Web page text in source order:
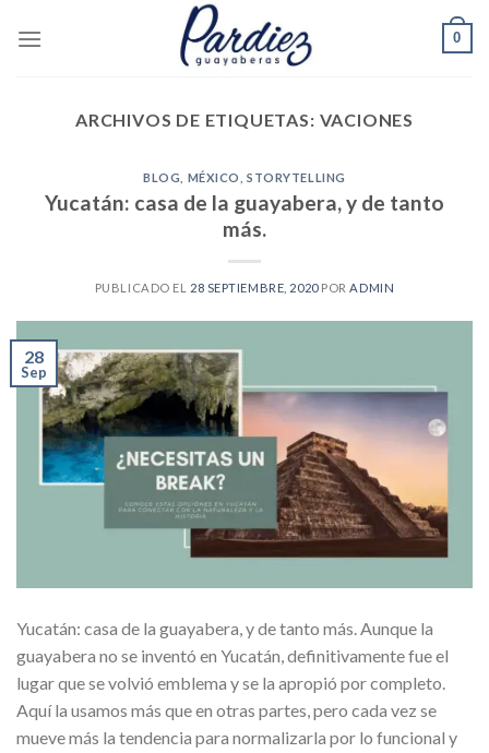
0
ARCHIVOS DE ETIQUETAS: VACIONES
BLOG MÉXICO ,STORYTELLING
Yucatán: casa de la guayabera, y de tanto
más.
PUBLICADO EL 28 SEPTIEMBRE, 2020POR ADMIN
28
Sep
Yucatán: casa de la guayabera, y de tanto más. Aunque la
guayabera no se inventó en Yucatán, definitivamente fue el
lugar que se volvió emblema y se la apropió por completo.
Aquí la usamos más que en otras partes, pero cada vez se
mueve más la tendencia para normalizarla por lo funcional y